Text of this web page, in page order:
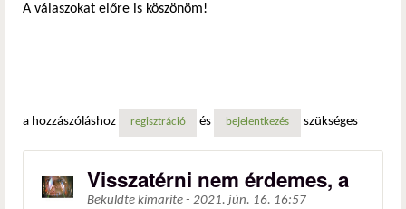
A válaszokat előre is köszönöm!
a hozzászóláshoz regisztráció és bejelentkezés szükséges
Visszatérni nem érdemes, a
Beküldte kimarite - 2021. jún. 16. 16:57